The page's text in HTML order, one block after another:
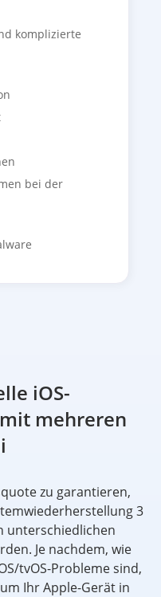
komplizierte
bei der
iOS-
mehreren
zu garantieren,
3
unterschiedlichen
Je nachdem, wie
tvOS-Probleme sind,
Ihr Apple-Gerät in